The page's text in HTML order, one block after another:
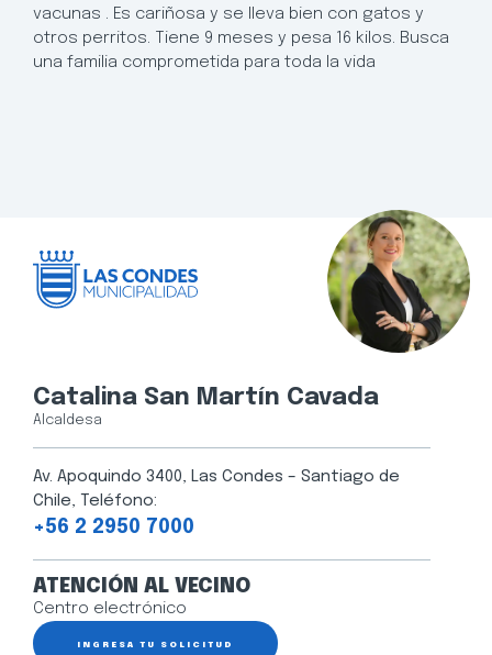
vacunas . Es cariñosa y se lleva bien con gatos y
otros perritos. Tiene 9 meses y pesa 16 kilos. Busca
una familia comprometida para toda la vida
Catalina San Martín Cavada
Alcaldesa
Av. Apoquindo 3400, Las Condes – Santiago de
Chile, Teléfono:
+56 2 2950 7000
ATENCIÓN AL VECINO
Centro electrónico
INGRESA TU SOLICITUD